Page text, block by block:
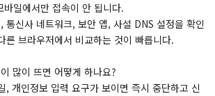
바일에서만 접속이 안 됩니다.
통신사 네트워크, 보안 앱, 사설 DNS 설정을 확인
른 브라우저에서 비교하는 것이 빠릅니다.
많이 뜨면 어떻게 하나요?
, 개인정보 입력 요구가 보이면 즉시 중단하고 신